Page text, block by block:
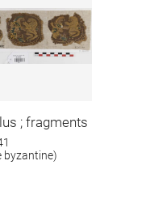
; fragments
byzantine)